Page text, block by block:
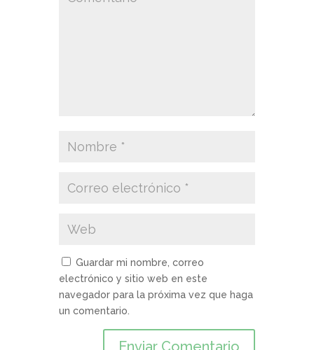
Guardar mi nombre, correo
electrónico y sitio web en este
navegador para la próxima vez que haga
un comentario.